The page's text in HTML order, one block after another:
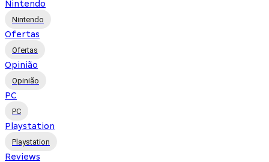
Nintendo
Nintendo
Ofertas
Ofertas
Opinião
Opinião
PC
PC
Playstation
Playstation
Reviews